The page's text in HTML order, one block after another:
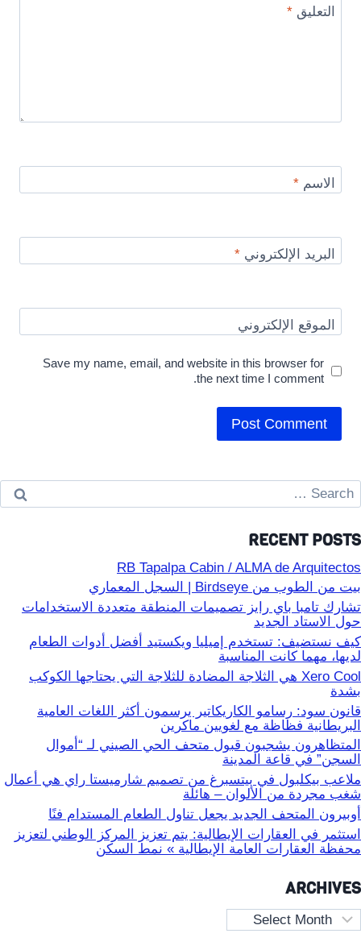
التعليق*
الاسم*
البريد الإلكتروني*
الموقع الإلكتروني
Save my name, email, and website in this browser for
the next time I comment.
Search
for:
RECENT POSTS
RB Tapalpa Cabin / ALMA de Arquitectos
بيت من الطوب من Birdseye | السجل المعماري
تشارك تامبا باي رايز تصميمات المنطقة متعددة الاستخدامات
حول الاستاد الجديد
كيف نستضيف: تستخدم إميليا ويكستيد أفضل أدوات الطعام
لديها، مهما كانت المناسبة
Xero Cool هي الثلاجة المضادة للثلاجة التي يحتاجها الكوكب
بشدة
قانون سود: رسامو الكاريكاتير يرسمون أكثر اللغات العامية
البريطانية فظاظة مع لغويين ماكرين
المتظاهرون يشجبون قبول متحف الحي الصيني لـ “أموال
السجن” في قاعة المدينة
ملاعب بيكلبول في بيتسبرغ من تصميم شارميستا راي هي أعمال
شغب مجردة من الألوان – هائلة
أوبيرون المتحف الجديد يجعل تناول الطعام المستدام فنًا
استثمر في العقارات الإيطالية: يتم تعزيز المركز الوطني لتعزيز
محفظة العقارات العامة الإيطالية » نمط السكن
ARCHIVES
Archives